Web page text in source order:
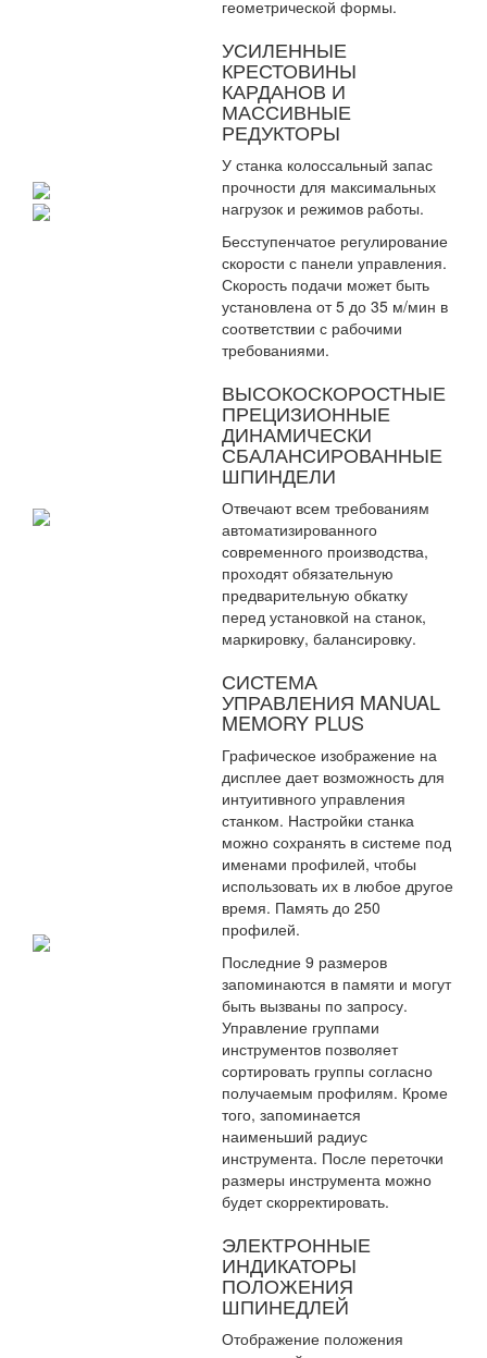
геометрической формы.
УСИЛЕННЫЕ
КРЕСТОВИНЫ
КАРДАНОВ И
МАССИВНЫЕ
РЕДУКТОРЫ
У станка колоссальный запас
прочности для максимальных
нагрузок и режимов работы.
Бесступенчатое регулирование
скорости с панели управления.
Скорость подачи может быть
установлена от 5 до 35 м/мин в
соответствии с рабочими
требованиями.
ВЫСОКОСКОРОСТНЫЕ
ПРЕЦИЗИОННЫЕ
ДИНАМИЧЕСКИ
СБАЛАНСИРОВАННЫЕ
ШПИНДЕЛИ
Отвечают всем требованиям
автоматизированного
современного производства,
проходят обязательную
предварительную обкатку
перед установкой на станок,
маркировку, балансировку.
СИСТЕМА
УПРАВЛЕНИЯ MANUAL
MEMORY PLUS
Графическое изображение на
дисплее дает возможность для
интуитивного управления
станком. Настройки станка
можно сохранять в системе под
именами профилей, чтобы
использовать их в любое другое
время. Память до 250
профилей.
Последние 9 размеров
запоминаются в памяти и могут
быть вызваны по запросу.
Управление группами
инструментов позволяет
сортировать группы согласно
получаемым профилям. Кроме
того, запоминается
наименьший радиус
инструмента. После переточки
размеры инструмента можно
будет скорректировать.
ЭЛЕКТРОННЫЕ
ИНДИКАТОРЫ
ПОЛОЖЕНИЯ
ШПИНЕДЛЕЙ
Отображение положения